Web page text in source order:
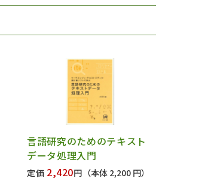
言語研究のためのテキスト
データ処理入門
定価 2,420円 （本体 2,200 円）